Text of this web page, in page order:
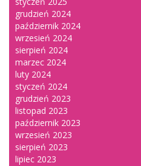
grudzień 2024
październik 2024
wrzesień 2024
sierpień 2024
marzec 2024
luty 2024
styczeń 2024
grudzień 2023
listopad 2023
październik 2023
wrzesień 2023
sierpień 2023
lipiec 2023